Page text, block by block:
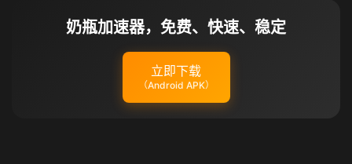
奶瓶加速器，免费、快速、稳定
立即下载
（Android APK）